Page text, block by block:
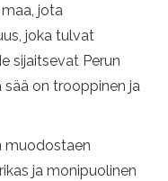
jota
joka tulvat
sijaitsevat Perun
sää on trooppinen ja
muodostaen
ja monipuolinen